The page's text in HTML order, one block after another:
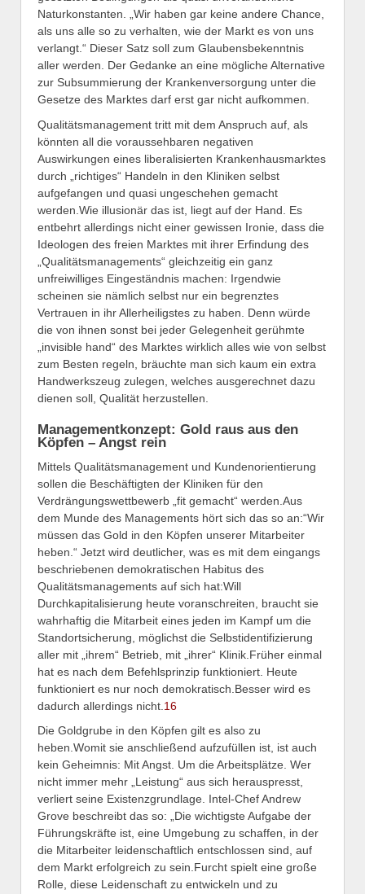
Naturkonstanten. „Wir haben gar keine andere Chance,
als uns alle so zu verhalten, wie der Markt es von uns
verlangt.“ Dieser Satz soll zum Glaubensbekenntnis
aller werden. Der Gedanke an eine mögliche Alternative
zur Subsummierung der Krankenversorgung unter die
Gesetze des Marktes darf erst gar nicht aufkommen.
Qualitätsmanagement tritt mit dem Anspruch auf, als
könnten all die voraussehbaren negativen
Auswirkungen eines liberalisierten Krankenhausmarktes
durch „richtiges“ Handeln in den Kliniken selbst
aufgefangen und quasi ungeschehen gemacht
werden.Wie illusionär das ist, liegt auf der Hand. Es
entbehrt allerdings nicht einer gewissen Ironie, dass die
Ideologen des freien Marktes mit ihrer Erfindung des
„Qualitätsmanagements“ gleichzeitig ein ganz
unfreiwilliges Eingeständnis machen: Irgendwie
scheinen sie nämlich selbst nur ein begrenztes
Vertrauen in ihr Allerheiligstes zu haben. Denn würde
die von ihnen sonst bei jeder Gelegenheit gerühmte
„invisible hand“ des Marktes wirklich alles wie von selbst
zum Besten regeln, bräuchte man sich kaum ein extra
Handwerkszeug zulegen, welches ausgerechnet dazu
dienen soll, Qualität herzustellen.
Managementkonzept: Gold raus aus den
Köpfen – Angst rein
Mittels Qualitätsmanagement und Kundenorientierung
sollen die Beschäftigten der Kliniken für den
Verdrängungswettbewerb „fit gemacht“ werden.Aus
dem Munde des Managements hört sich das so an:“Wir
müssen das Gold in den Köpfen unserer Mitarbeiter
heben.“ Jetzt wird deutlicher, was es mit dem eingangs
beschriebenen demokratischen Habitus des
Qualitätsmanagements auf sich hat:Will
Durchkapitalisierung heute voranschreiten, braucht sie
wahrhaftig die Mitarbeit eines jeden im Kampf um die
Standortsicherung, möglichst die Selbstidentifizierung
aller mit „ihrem“ Betrieb, mit „ihrer“ Klinik.Früher einmal
hat es nach dem Befehlsprinzip funktioniert. Heute
funktioniert es nur noch demokratisch.Besser wird es
dadurch allerdings nicht. 16
Die Goldgrube in den Köpfen gilt es also zu
heben.Womit sie anschließend aufzufüllen ist, ist auch
kein Geheimnis: Mit Angst. Um die Arbeitsplätze. Wer
nicht immer mehr „Leistung“ aus sich herauspresst,
verliert seine Existenzgrundlage. Intel-Chef Andrew
Grove beschreibt das so: „Die wichtigste Aufgabe der
Führungskräfte ist, eine Umgebung zu schaffen, in der
die Mitarbeiter leidenschaftlich entschlossen sind, auf
dem Markt erfolgreich zu sein.Furcht spielt eine große
Rolle, diese Leidenschaft zu entwickeln und zu